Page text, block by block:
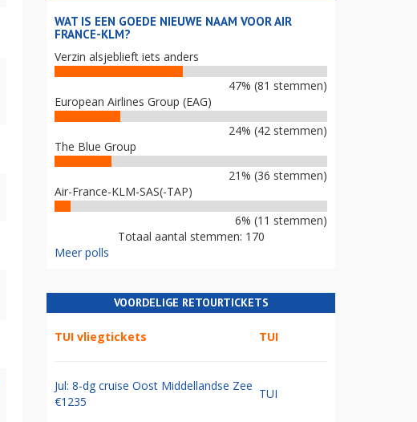
WAT IS EEN GOEDE NIEUWE NAAM VOOR AIR
FRANCE-KLM?
Verzin alsjeblieft iets anders
47% (81 stemmen)
European Airlines Group (EAG)
24% (42 stemmen)
The Blue Group
21% (36 stemmen)
Air-France-KLM-SAS(-TAP)
6% (11 stemmen)
Totaal aantal stemmen: 170
Meer polls
VOORDELIGE RETOURTICKETS
TUI vliegtickets TUI
Jul: 8-dg cruise Oost Middellandse Zee
€1235
TUI